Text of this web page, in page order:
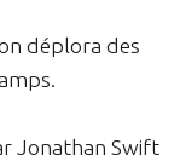
déplora des
Jonathan Swift